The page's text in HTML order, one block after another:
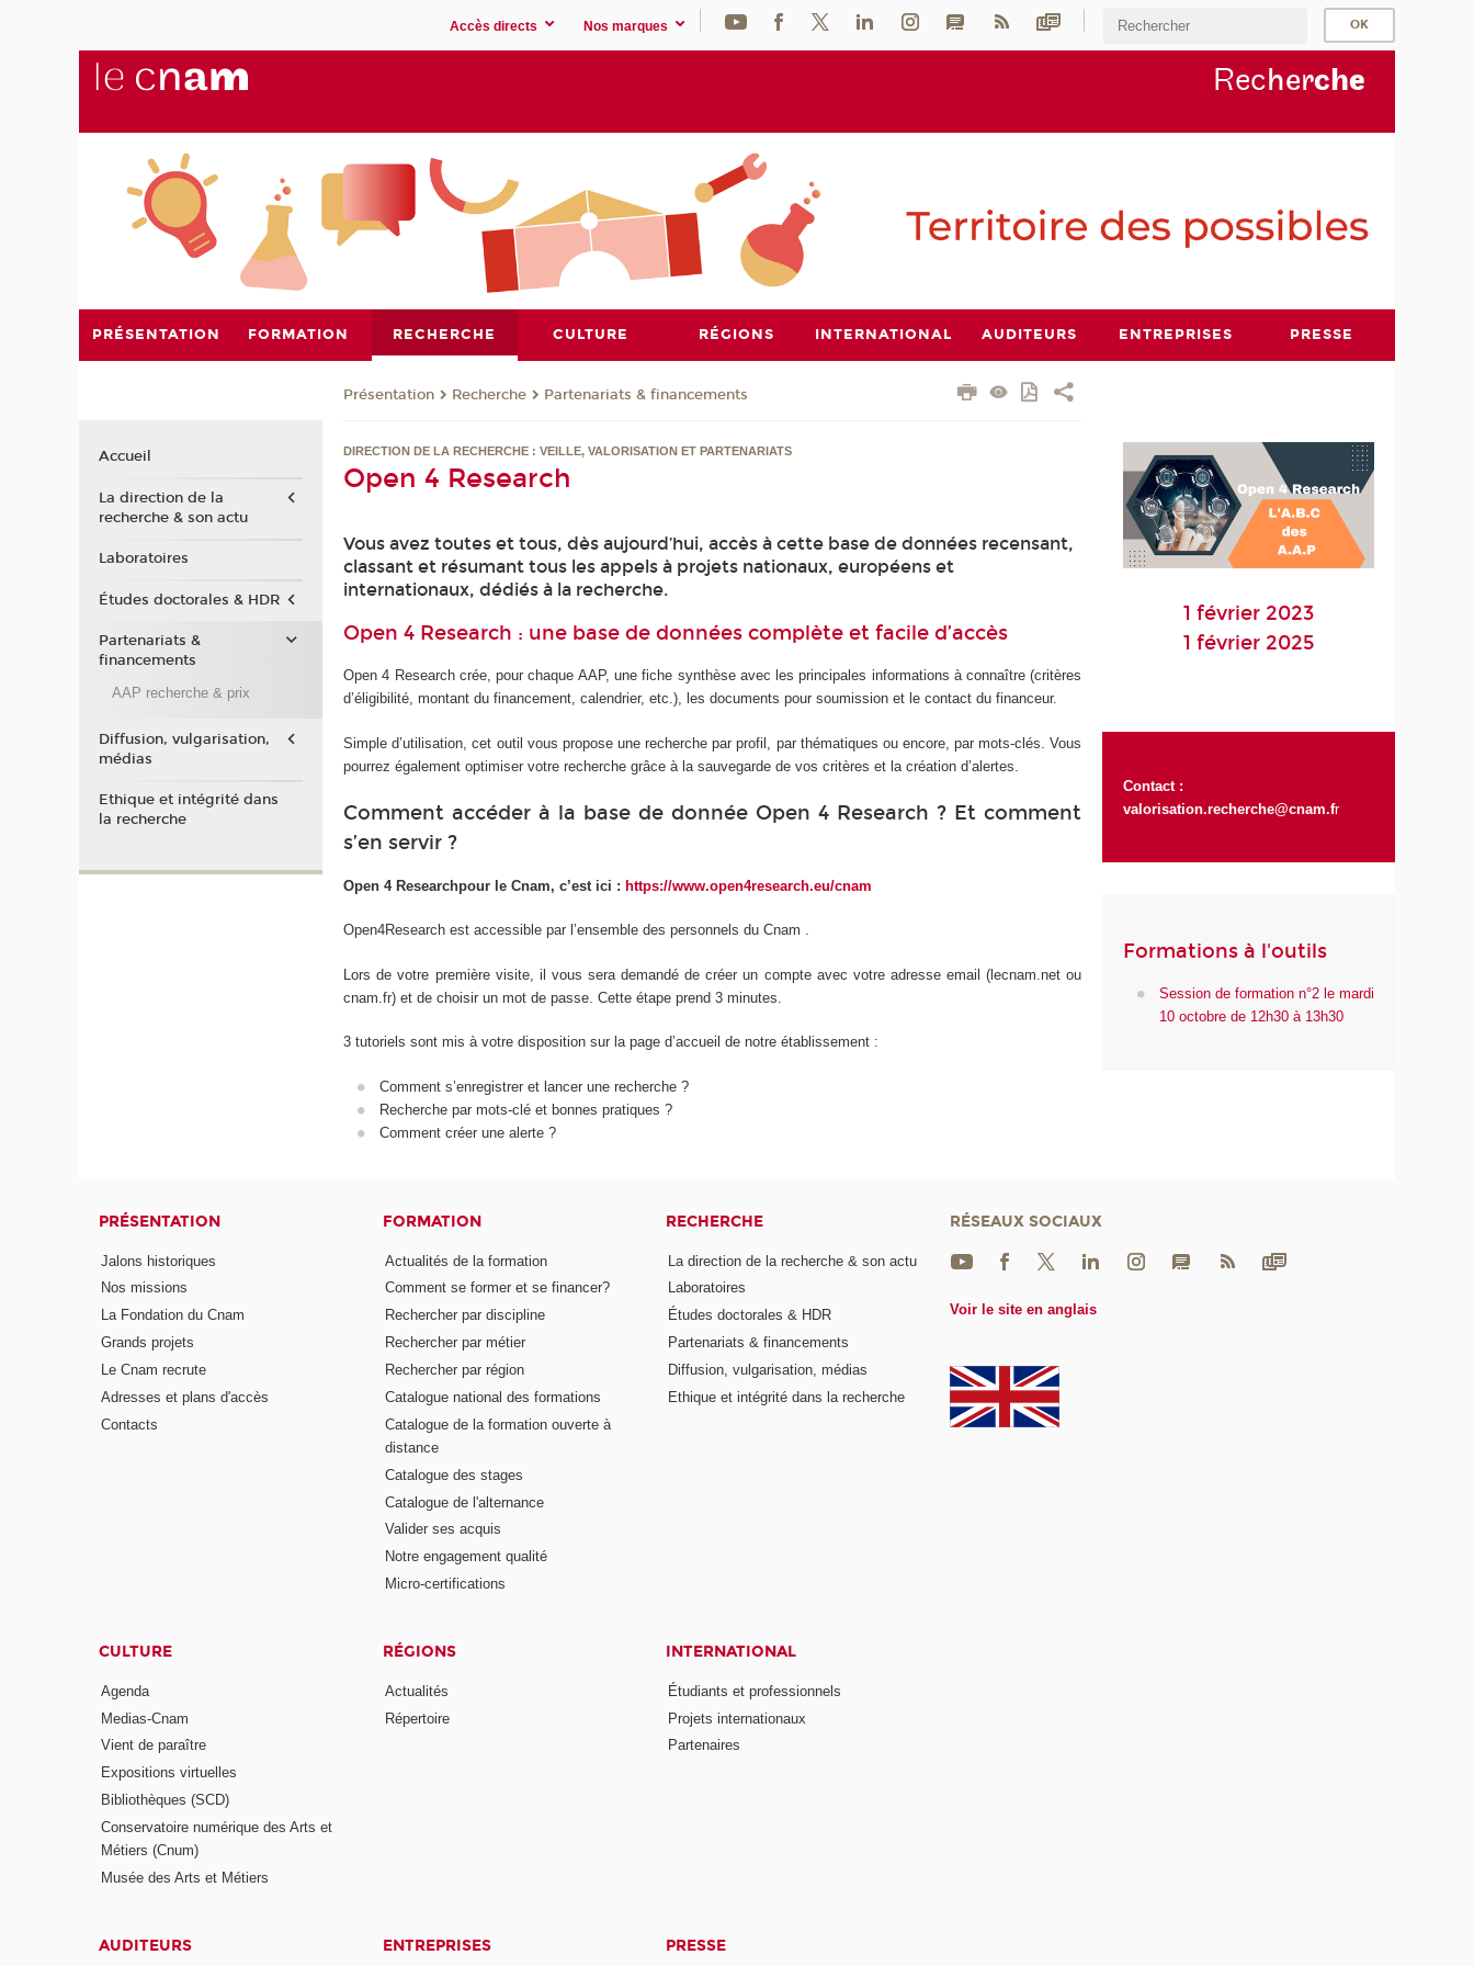
Accès directs Nos marques
Recherche
PRÉSENTATION FORMATION RECHERCHE CULTURE RÉGIONS INTERNATIONAL AUDITEURS ENTREPRISES PRESSE
Présentation Recherche Partenariats & financements
DIRECTION DE LA RECHERCHE : VEILLE, VALORISATION ET PARTENARIATS
Open 4 Research
Vous avez toutes et tous, dès aujourd’hui, accès à cette base de données recensant,
classant et résumant tous les appels à projets nationaux, européens et
internationaux, dédiés à la recherche.
Open 4 Research : une base de données complète et facile d’accès
Open 4 Research crée, pour chaque AAP, une fiche synthèse avec les principales informations à connaître (critères
d’éligibilité, montant du financement, calendrier, etc.), les documents pour soumission et le contact du financeur.
Simple d’utilisation, cet outil vous propose une recherche par profil, par thématiques ou encore, par mots-clés. Vous
pourrez également optimiser votre recherche grâce à la sauvegarde de vos critères et la création d’alertes.
Comment accéder à la base de donnée Open 4 Research ? Et comment
s’en servir ?
Open 4 Researchpour le Cnam, c’est ici :https://www.open4research.eu/cnam
Open4Research est accessible par l’ensemble des personnels du Cnam .
Lors de votre première visite, il vous sera demandé de créer un compte avec votre adresse email (lecnam.net ou
cnam.fr) et de choisir un mot de passe. Cette étape prend 3 minutes.
3 tutoriels sont mis à votre disposition sur la page d’accueil de notre établissement :
Comment s’enregistrer et lancer une recherche ?
Recherche par mots-clé et bonnes pratiques ?
Comment créer une alerte ?
1 février 2023
1 février 2025
Contact :
valorisation.recherche@cnam.fr
Formations à l'outils
Session de formation n°2 le mardi
10 octobre de 12h30 à 13h30
Accueil
La direction de la
recherche & son actu
Laboratoires
Études doctorales & HDR
Partenariats &
financements
AAP recherche & prix
Diffusion, vulgarisation,
médias
Ethique et intégrité dans
la recherche
PRÉSENTATION
Jalons historiques
Nos missions
La Fondation du Cnam
Grands projets
Le Cnam recrute
Adresses et plans d'accès
Contacts
FORMATION
Actualités de la formation
Comment se former et se financer?
Rechercher par discipline
Rechercher par métier
Rechercher par région
Catalogue national des formations
Catalogue de la formation ouverte à
distance
Catalogue des stages
Catalogue de l'alternance
Valider ses acquis
Notre engagement qualité
Micro-certifications
RECHERCHE
La direction de la recherche & son actu
Laboratoires
Études doctorales & HDR
Partenariats & financements
Diffusion, vulgarisation, médias
Ethique et intégrité dans la recherche
CULTURE
Agenda
Medias-Cnam
Vient de paraître
Expositions virtuelles
Bibliothèques (SCD)
Conservatoire numérique des Arts et
Métiers (Cnum)
Musée des Arts et Métiers
RÉGIONS
Actualités
Répertoire
INTERNATIONAL
Étudiants et professionnels
Projets internationaux
Partenaires
AUDITEURS ENTREPRISES PRESSE
RÉSEAUX SOCIAUX
Voir le site en anglais